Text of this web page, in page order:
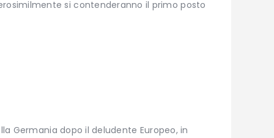
si contenderanno il primo posto
Germania dopo il deludente Europeo, in